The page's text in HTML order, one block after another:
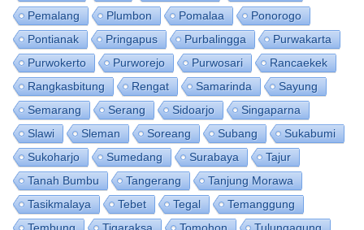
Pemalang
Plumbon Pomalaa
Ponorogo
Pontianak
Pringapus Purbalingga
Purwakarta
Purwokerto
Purworejo Purwosari
Rancaekek
Rangkasbitung
Rengat Samarinda
Sayung
Semarang
Serang Sidoarjo
Singaparna
Slawi
Sleman Soreang Subang
Sukabumi
Sukoharjo
Sumedang Surabaya
Tajur
Tanah Bumbu
Tangerang
Tanjung Morawa
Tasikmalaya
Tebet Tegal
Temanggung